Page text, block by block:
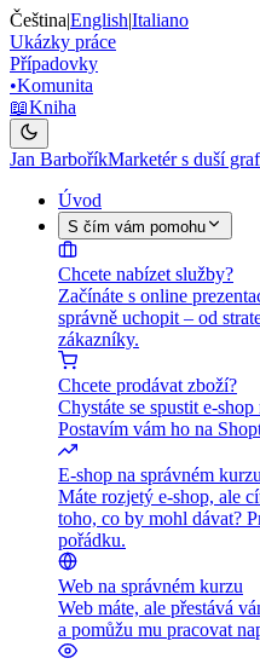
Čeština|English|Italiano
Ukázky práce
Případovky
•Komunita
📖Kniha
Jan BarboříkMarketér s duší
Úvod
S čím vám pomohu
Chcete nabízet služby?
Začínáte s online
správně uchopit – od
zákazníky.
Chcete prodávat zboží?
Chystáte se spustit e-
Postavím vám ho na
E-shop na správném kurzu
Máte rozjetý e-shop, ale
toho, co by mohl dávat?
pořádku.
Web na správném kurzu
Web máte, ale přestává
a pomůžu mu pracovat